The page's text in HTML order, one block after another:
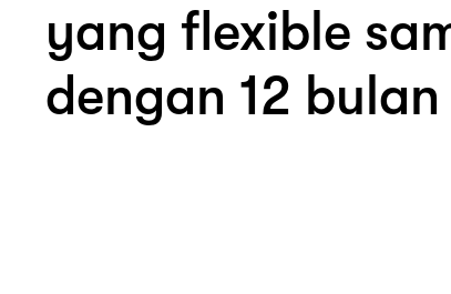
yang flexible
dengan 12 bulan